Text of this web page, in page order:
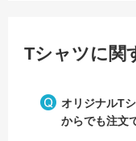
Tシャツに関
オリジナルT
からでも注文